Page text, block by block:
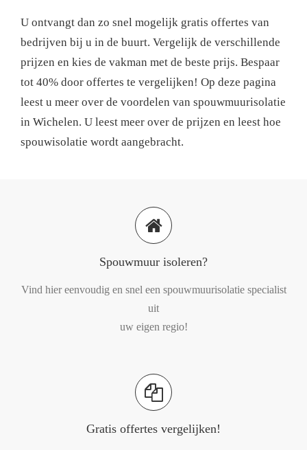
U ontvangt dan zo snel mogelijk gratis offertes van
bedrijven bij u in de buurt. Vergelijk de verschillende
prijzen en kies de vakman met de beste prijs. Bespaar
tot 40% door offertes te vergelijken! Op deze pagina
leest u meer over de voordelen van spouwmuurisolatie
in Wichelen. U leest meer over de prijzen en leest hoe
spouwisolatie wordt aangebracht.
Spouwmuur isoleren?
Vind hier eenvoudig en snel een spouwmuurisolatie specialist
uit
uw eigen regio!
Gratis offertes vergelijken!